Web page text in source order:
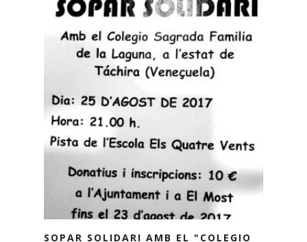
SOPAR SOLIDARI AMB EL "COLEGIO